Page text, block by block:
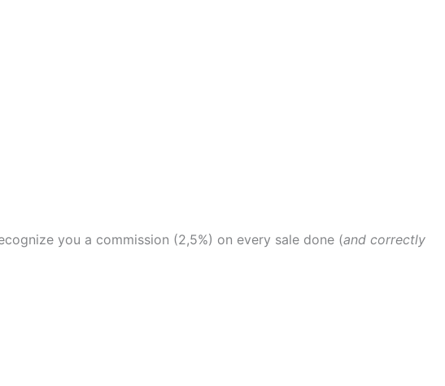
you a commission (2,5%) on every sale done (and correctly